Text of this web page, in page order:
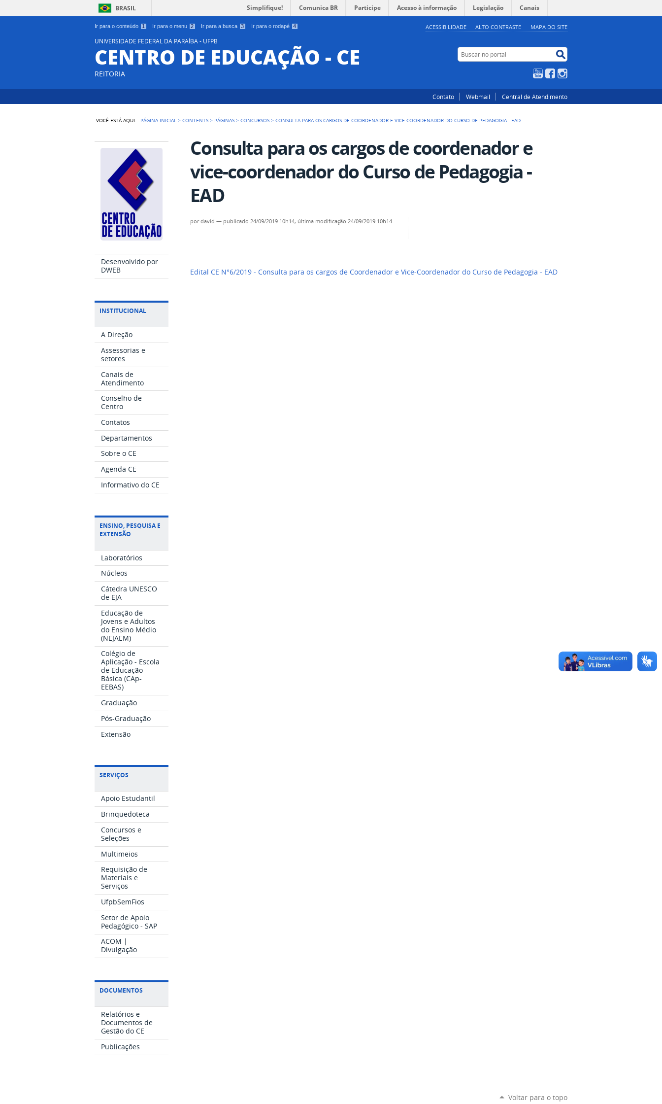
Ir para o conteúdo 1 Ir para o menu 2 Ir para a busca 3 Ir para o rodapé 4 ACESSIBILIDADE ALTO CONTRASTE MAPA DO SITE
BRASIL Simplifique! Comunica BR Participe Acesso à informação Legislação Canais
UNIVERSIDADE FEDERAL DA PARAÍBA - UFPB
CENTRO DE EDUCAÇÃO - CE
REITORIA
Buscar no portal
YouTubeFacebook
Contato Webmail Central de Atendimento
VOCÊ ESTÁ AQUI: PÁGINA INICIAL >CONTENTS > PÁGINAS >CONCURSOS >CONSULTA PARA OS CARGOS DE COORDENADOR E VICE-COORDENADOR DO CURSO DE PEDAGOGIA - EAD
Desenvolvido por
DWEB
INSTITUCIONAL
A Direção
Assessorias e
setores
Canais de
Atendimento
Conselho de
Centro
Contatos
Departamentos
Sobre o CE
Agenda CE
Informativo do CE
ENSINO, PESQUISA E
EXTENSÃO
Laboratórios
Núcleos
Cátedra UNESCO
de EJA
Educação de
Jovens e Adultos
do Ensino Médio
(NEJAEM)
Colégio de
Aplicação - Escola
de Educação
Básica (CAp-
EEBAS)
Graduação
Pós-Graduação
Extensão
SERVIÇOS
Apoio Estudantil
Brinquedoteca
Concursos e
Seleções
Multimeios
Requisição de
Materiais e
Serviços
UfpbSemFios
Setor de Apoio
Pedagógico - SAP
ACOM |
Divulgação
DOCUMENTOS
Relatórios e
Documentos de
Gestão do CE
Publicações
Consulta para os cargos de coordenador e
vice-coordenador do Curso de Pedagogia -
EAD
pordavid — publicado 24/09/2019 10h14, última modificação 24/09/2019 10h14
Edital CE N°6/2019 - Consulta para os cargos de Coordenador e Vice-Coordenador do Curso de Pedagogia - EAD
Voltar para o topo